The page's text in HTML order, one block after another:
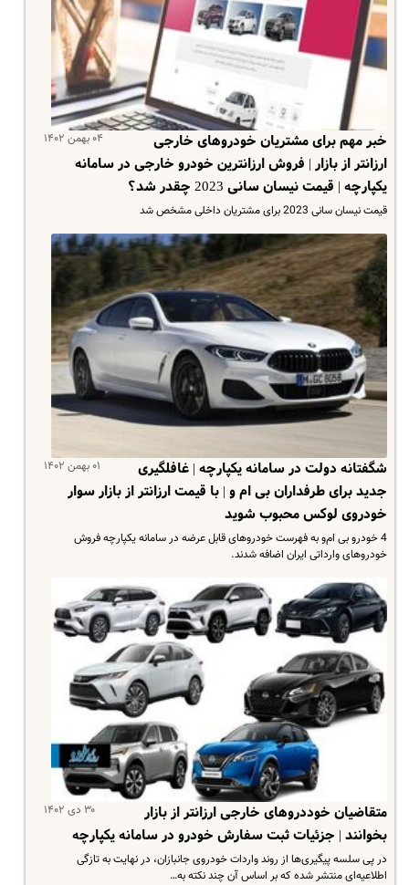
۰۴ بهمن ۱۴۰۲
خبر مهم برای مشتریان خودروهای خارجی
ارزانتر از بازار | فروش ارزانترین خودرو خارجی در سامانه
یکپارچه | قیمت نیسان سانی 2023 چقدر شد؟
قیمت نیسان سانی 2023 برای مشتریان داخلی مشخص شد
۰۱ بهمن ۱۴۰۲
شگفتانه دولت در سامانه یکپارچه | غافلگیری
جدید برای طرفداران بی ام و | با قیمت ارزانتر از بازار سوار
خودروی لوکس محبوب شوید
4 خودرو بی‌ ام‌و به فهرست خودروهای قابل عرضه در سامانه یکپارچه فروش
خودروهای وارداتی ایران اضافه شدند.
۳۰ دی ۱۴۰۲
متقاضیان خوددروهای خارجی ارزانتر از بازار
بخوانند | جزئیات ثبت سفارش خودرو در سامانه یکپارچه
در پی سلسه پیگیری‌ها از روند واردات خودروی جانبازان، در نهایت به تازگی
اطلاعیه‌ای منتشر شده که بر اساس آن چند نکته به…